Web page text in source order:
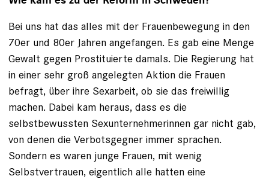
Bei uns hat das alles mit der Frauenbewegung in den
70er und 80er Jahren angefangen. Es gab eine Menge
Gewalt gegen Prostituierte damals. Die Regierung hat
in einer sehr groß angelegten Aktion die Frauen
befragt, über ihre Sexarbeit, ob sie das freiwillig
machen. Dabei kam heraus, dass es die
selbstbewussten Sexunternehmerinnen gar nicht gab,
von denen die Verbotsgegner immer sprachen.
Sondern es waren junge Frauen, mit wenig
Selbstvertrauen, eigentlich alle hatten eine